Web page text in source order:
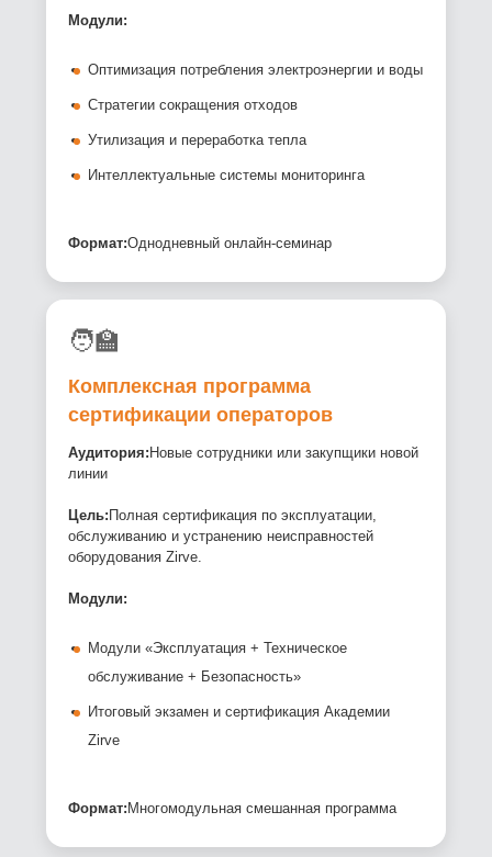
Модули:
Оптимизация потребления электроэнергии и воды
Стратегии сокращения отходов
Утилизация и переработка тепла
Интеллектуальные системы мониторинга
Формат:Однодневный онлайн-семинар
🧑‍🏫
Комплексная программа
сертификации операторов
Аудитория: Новые сотрудники или закупщики новой
линии
Цель: Полная сертификация по эксплуатации,
обслуживанию и устранению неисправностей
оборудования Zirve.
Модули:
Модули «Эксплуатация + Техническое
обслуживание + Безопасность»
Итоговый экзамен и сертификация Академии
Zirve
Формат: Многомодульная смешанная программа